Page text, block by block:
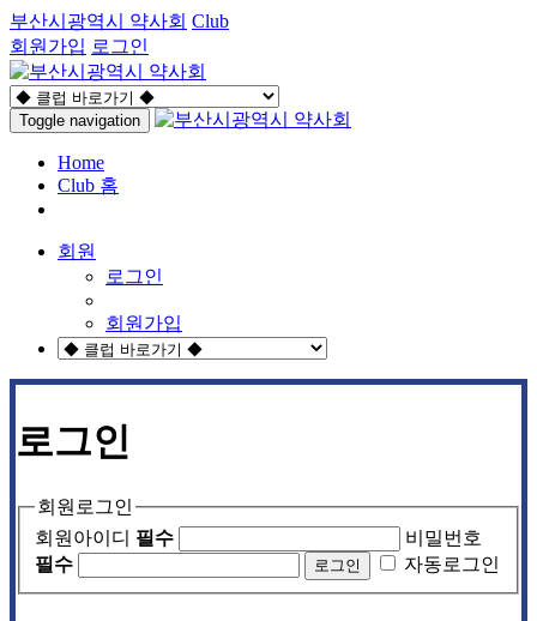
부산시광역시 약사회 Club
회원가입 로그인
Toggle navigation
Home
Club 홈
회원
로그인
회원가입
로그인
회원로그인
회원아이디 필수
비밀번호
필수
자동로그인